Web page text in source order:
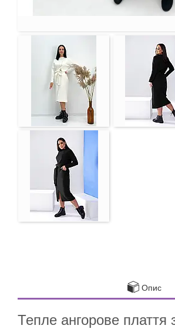
Опис
Тепле ангорове плаття